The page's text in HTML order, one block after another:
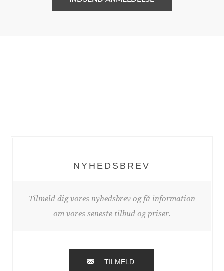
NYHEDSBREV
Tilmeld dig vores nyhedsbrev og få information
om vores seneste tilbud og priser.
TILMELD